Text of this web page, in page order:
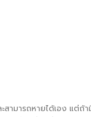
ามารถหายได้เอง แต่ถ้